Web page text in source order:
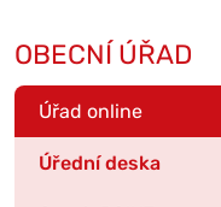
OBECNÍ ÚŘAD
Úřad online
Úřední deska